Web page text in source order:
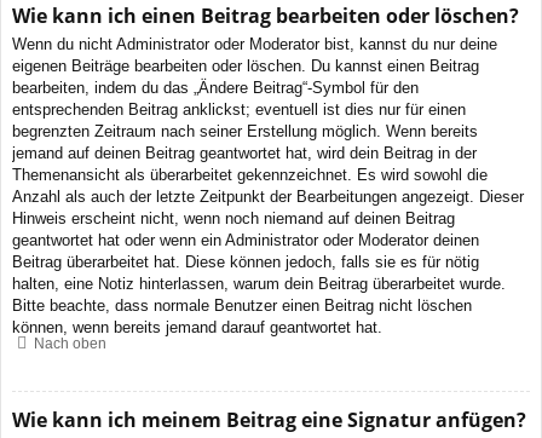
Wie kann ich einen Beitrag bearbeiten oder löschen?
Wenn du nicht Administrator oder Moderator bist, kannst du nur deine
eigenen Beiträge bearbeiten oder löschen. Du kannst einen Beitrag
bearbeiten, indem du das „Ändere Beitrag“-Symbol für den
entsprechenden Beitrag anklickst; eventuell ist dies nur für einen
begrenzten Zeitraum nach seiner Erstellung möglich. Wenn bereits
jemand auf deinen Beitrag geantwortet hat, wird dein Beitrag in der
Themenansicht als überarbeitet gekennzeichnet. Es wird sowohl die
Anzahl als auch der letzte Zeitpunkt der Bearbeitungen angezeigt. Dieser
Hinweis erscheint nicht, wenn noch niemand auf deinen Beitrag
geantwortet hat oder wenn ein Administrator oder Moderator deinen
Beitrag überarbeitet hat. Diese können jedoch, falls sie es für nötig
halten, eine Notiz hinterlassen, warum dein Beitrag überarbeitet wurde.
Bitte beachte, dass normale Benutzer einen Beitrag nicht löschen
können, wenn bereits jemand darauf geantwortet hat.
Nach oben
Wie kann ich meinem Beitrag eine Signatur anfügen?